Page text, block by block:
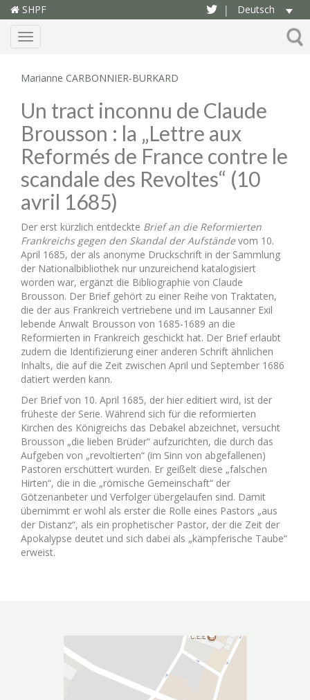
SHPF | Deutsch
Menu
Marianne CARBONNIER-BURKARD
Un tract inconnu de Claude
Brousson : la „Lettre aux
Reformés de France contre le
scandale des Revoltes“ (10
avril 1685)
Der erst kürzlich entdeckte Brief an die Reformierten
Frankreichs gegen den Skandal der Aufständevom 10.
April 1685, der als anonyme Druckschrift in der Sammlung
der Nationalbibliothek nur unzureichend katalogisiert
worden war, ergänzt die Bibliographie von Claude
Brousson. Der Brief gehört zu einer Reihe von Traktaten,
die der aus Frankreich vertriebene und im Lausanner Exil
lebende Anwalt Brousson von 1685-1689 an die
Reformierten in Frankreich geschickt hat. Der Brief erlaubt
zudem die Identifizierung einer anderen Schrift ähnlichen
Inhalts, die auf die Zeit zwischen April und September 1686
datiert werden kann.
Der Brief von 10. April 1685, der hier editiert wird, ist der
früheste der Serie. Während sich für die reformierten
Kirchen des Königreichs das Debakel abzeichnet, versucht
Brousson „die lieben Brüder“ aufzurichten, die durch das
Aufgeben von „revoltierten“ (im Sinn von abgefallenen)
Pastoren erschüttert wurden. Er geißelt diese „falschen
Hirten“, die in die „römische Gemeinschaft“ der
Götzenanbeter und Verfolger übergelaufen sind. Damit
übernimmt er wohl als erster die Rolle eines Pastors „aus
der Distanz“, als ein prophetischer Pastor, der die Zeit der
Apokalypse deutet und sich dabei als „kämpferische Taube“
erweist.